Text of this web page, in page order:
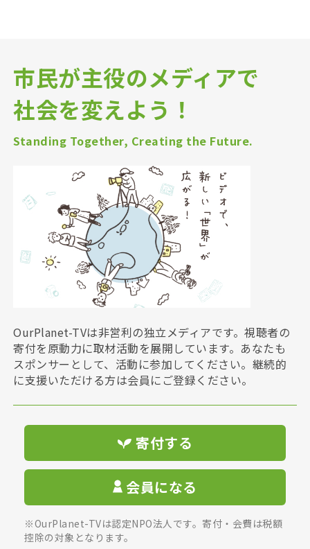
市民が主役のメディアで
社会を変えよう！
Standing Together, Creating the Future.
OurPlanet-TVは非営利の独立メディアです。視聴者の
寄付を原動力に取材活動を展開しています。あなたも
スポンサーとして、活動に参加してください。継続的
に支援いただける方は会員にご登録ください。
寄付する
会員になる
※OurPlanet-TVは認定NPO法人です。寄付・会費は税額
控除の対象となります。